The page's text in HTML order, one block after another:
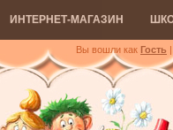
ИНТЕРНЕТ-МАГАЗИН
Вы вошли как Гость